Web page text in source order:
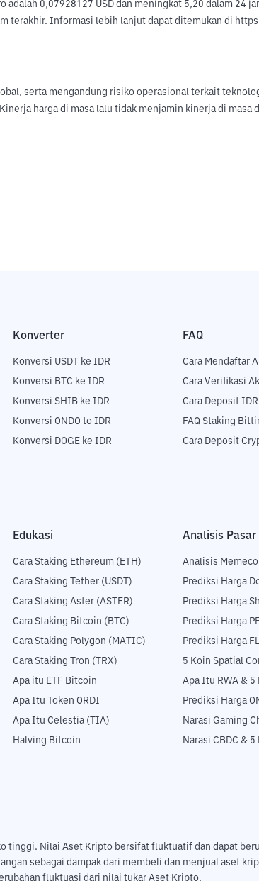
0,07928127 USD dan meningkat 5,20 dalam 24
terakhir. Informasi lebih lanjut dapat ditemukan di
serta mengandung risiko operasional terkait
harga di masa lalu tidak menjamin kinerja di masa
Konverter
Konversi USDT ke IDR
Konversi BTC ke IDR
Konversi SHIB ke IDR
Konversi ONDO to IDR
Konversi DOGE ke IDR
FAQ
Cara Mendaftar
Cara Verifikasi
Cara Deposit IDR
FAQ Staking
Cara Deposit
Edukasi
Cara Staking Ethereum (ETH)
Cara Staking Tether (USDT)
Cara Staking Aster (ASTER)
Cara Staking Bitcoin (BTC)
Cara Staking Polygon (MATIC)
Cara Staking Tron (TRX)
Apa itu ETF Bitcoin
Apa Itu Token ORDI
Apa Itu Celestia (TIA)
Halving Bitcoin
Analisis Pasar
Analisis
Prediksi Harga
Prediksi Harga
Prediksi Harga
Prediksi Harga
5 Koin Spatial
Apa Itu RWA & 5
Prediksi Harga
Narasi Gaming
Narasi CBDC & 5
tinggi. Nilai Aset Kripto bersifat fluktuatif dan dapat
sebagai dampak dari membeli dan menjual aset
fluktuasi dari nilai tukar Aset Kripto.